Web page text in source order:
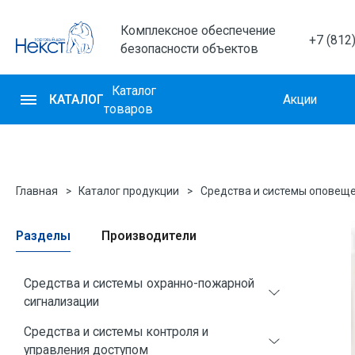
Комплексное обеспечение
безопасности объектов
+7
КАТАЛОГ
Каталог
товаров
Акции
Главная Каталог продукции Средства и системы
Разделы Производители
Средства и системы охранно-пожарной
сигнализации
Извещатели охранные для помещений
Средства и системы контроля и
управления доступом